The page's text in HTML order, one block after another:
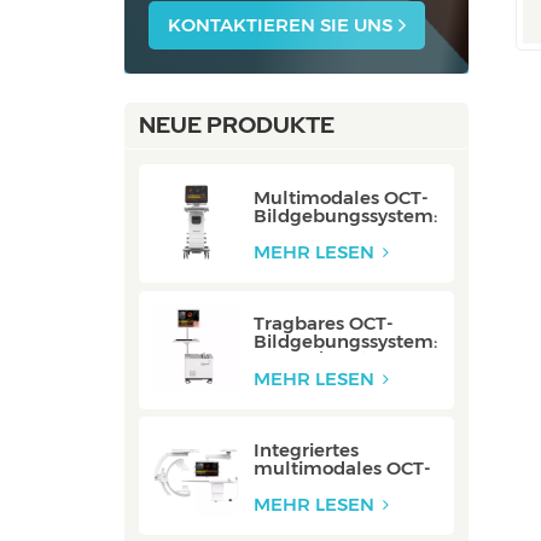
KONTAKTIEREN SIE UNS
NEUE PRODUKTE
Multimodales OCT-
Bildgebungssystem:
P80/P80-E
MEHR LESEN
Tragbares OCT-
Bildgebungssystem:
Mobile/Mobile-E
MEHR LESEN
Integriertes
multimodales OCT-
Integriert
MEHR LESEN